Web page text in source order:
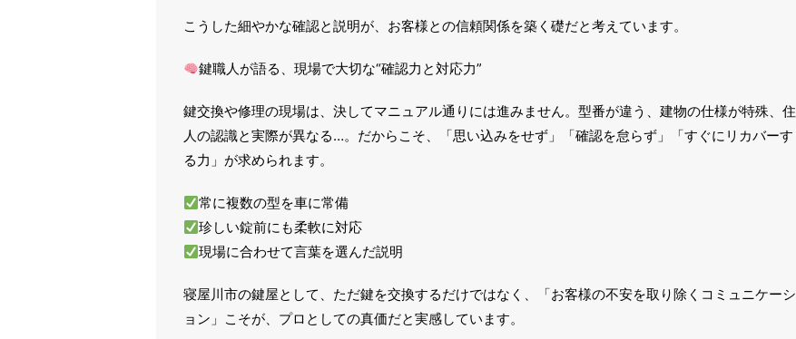
こうした細やかな確認と説明が、お客様との信頼関係を築く礎だと考えています。
鍵職人が語る、現場で大切な“確認力と対応力”
鍵交換や修理の現場は、決してマニュアル通りには進みません。型番が違う、建物の仕様が特殊、住
人の認識と実際が異なる…。だからこそ、「思い込みをせず」「確認を怠らず」「すぐにリカバーす
る力」が求められます。
常に複数の型を車に常備
珍しい錠前にも柔軟に対応
現場に合わせて言葉を選んだ説明
寝屋川市の鍵屋として、ただ鍵を交換するだけではなく、「お客様の不安を取り除くコミュニケーシ
ョン」こそが、プロとしての真価だと実感しています。